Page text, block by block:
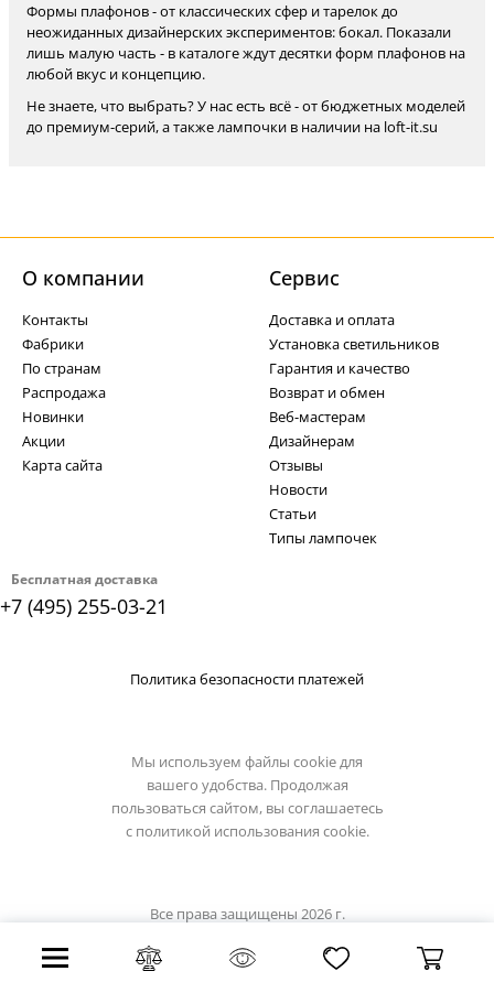
Формы плафонов - от классических сфер и тарелок до
неожиданных дизайнерских экспериментов: бокал. Показали
лишь малую часть - в каталоге ждут десятки форм плафонов на
любой вкус и концепцию.
Не знаете, что выбрать? У нас есть всё - от бюджетных моделей
до премиум-серий, а также лампочки в наличии на loft-it.su
Бесплатная доставка
+7 (495) 255-03-21
О компании
Контакты
Фабрики
По странам
Распродажа
Новинки
Акции
Карта сайта
Cервис
Доставка и оплата
Установка светильников
Гарантия и качество
Возврат и обмен
Веб-мастерам
Дизайнерам
Отзывы
Новости
Статьи
Типы лампочек
Политика безопасности платежей
Мы используем файлы cookie для
вашего удобства. Продолжая
пользоваться сайтом, вы соглашаетесь
с политикой использования cookie.
Все права защищены 2026 г.